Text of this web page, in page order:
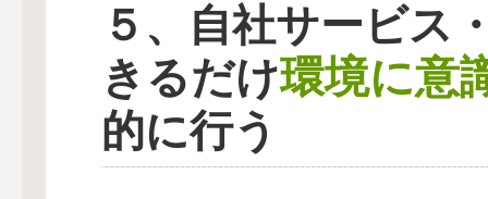
５、自社サービス
きるだけ環境に意
的に行う